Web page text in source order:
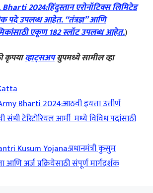
2024:हिंदुस्तान एरोनॉटिक्स लिमिटेड
उपलब्ध आहेत. “तंत्रज्ञ” आणि
एकूण 182 स्लॉट उपलब्ध आहेत.)
कृपयाव्हाट्सअपग्रुपमध्ये सामील व्हा
Bharti 2024:आठवी इयत्ता उत्तीर्ण
संधी टेरिटोरियल आर्मी मध्ये विविध पदांसाठी
Kusum Yojana:प्रधानमंत्री कुसुम
आणि अर्ज प्रक्रियेसाठी संपूर्ण मार्गदर्शक